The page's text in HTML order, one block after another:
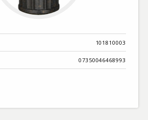
101810003
07350046468993